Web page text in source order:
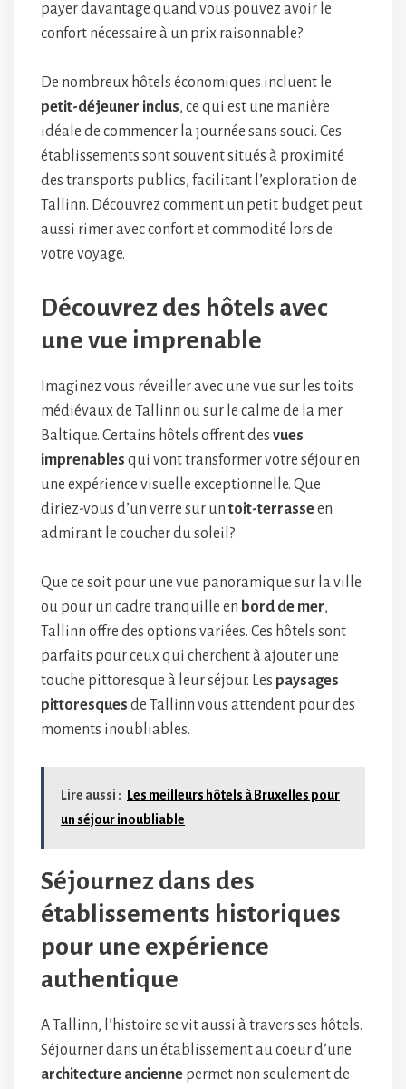
payer davantage quand vous pouvez avoir le
confort nécessaire à un prix raisonnable?
De nombreux hôtels économiques incluent le
petit-déjeuner inclus, ce qui est une manière
idéale de commencer la journée sans souci. Ces
établissements sont souvent situés à proximité
des transports publics, facilitant l’exploration de
Tallinn. Découvrez comment un petit budget peut
aussi rimer avec confort et commodité lors de
votre voyage.
Découvrez des hôtels avec
une vue imprenable
Imaginez vous réveiller avec une vue sur les toits
médiévaux de Tallinn ou sur le calme de la mer
Baltique. Certains hôtels offrent des vues
imprenables qui vont transformer votre séjour en
une expérience visuelle exceptionnelle. Que
diriez-vous d’un verre sur un toit-terrasseen
admirant le coucher du soleil?
Que ce soit pour une vue panoramique sur la ville
ou pour un cadre tranquille en bord de mer,
Tallinn offre des options variées. Ces hôtels sont
parfaits pour ceux qui cherchent à ajouter une
touche pittoresque à leur séjour. Les paysages
pittoresques de Tallinn vous attendent pour des
moments inoubliables.
Lire aussi :
Les meilleurs hôtels à Bruxelles pour
un séjour inoubliable
Séjournez dans des
établissements historiques
pour une expérience
authentique
A Tallinn, l’histoire se vit aussi à travers ses hôtels.
Séjourner dans un établissement au coeur d’une
architecture ancienne permet non seulement de